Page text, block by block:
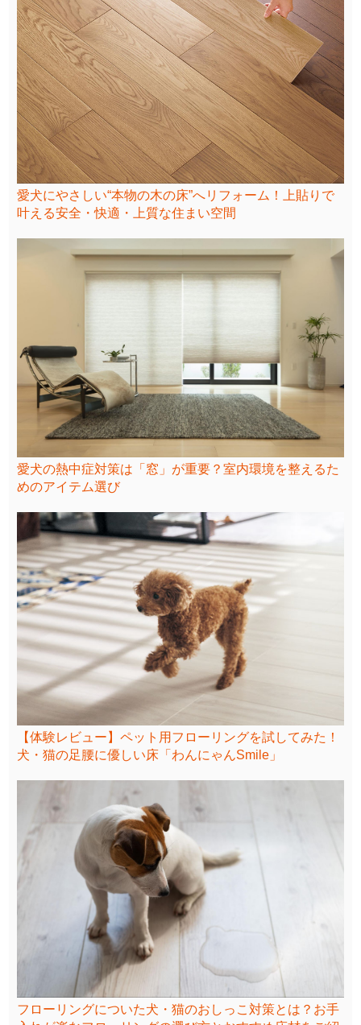
愛犬にやさしい“本物の木の床”へリフォーム！上貼りで
叶える安全・快適・上質な住まい空間
愛犬の熱中症対策は「窓」が重要？室内環境を整えるた
めのアイテム選び
【体験レビュー】ペット用フローリングを試してみた！
犬・猫の足腰に優しい床「わんにゃんSmile」
フローリングについた犬・猫のおしっこ対策とは？お手